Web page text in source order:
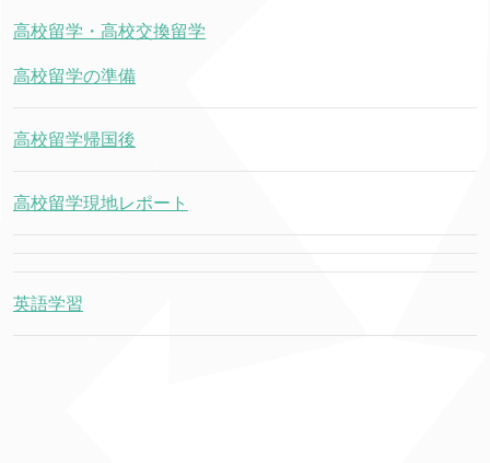
高校留学・高校交換留学
高校留学の準備
高校留学帰国後
高校留学現地レポート
英語学習